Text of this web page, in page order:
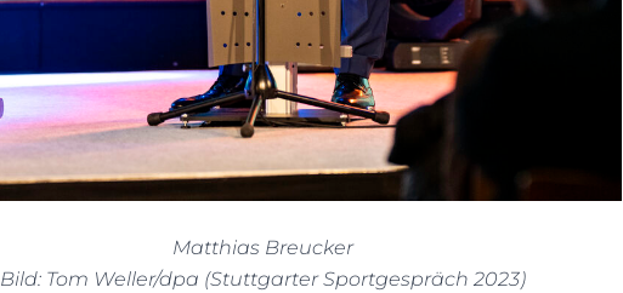
Matthias Breucker
Bild: Tom Weller/dpa (Stuttgarter Sportgespräch 2023)